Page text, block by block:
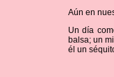
Aún en
Un día
balsa; un
él un